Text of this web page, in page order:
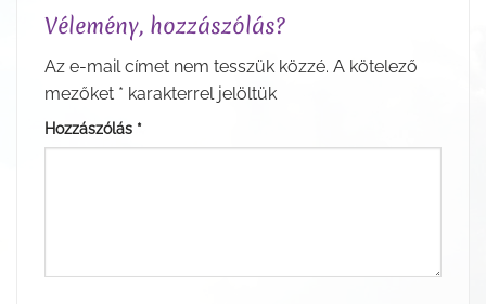
Vélemény, hozzászólás?
Az e-mail címet nem tesszük közzé. A kötelező
mezőket * karakterrel jelöltük
Hozzászólás *